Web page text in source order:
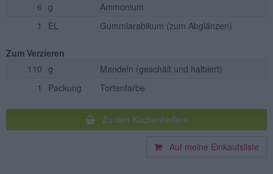
6 g
Ammonium
1
EL Gummiarabikum (zum Abglänzen)
Zum Verzieren
110 g Mandeln (geschält und halbiert)
1
Packung Tortenfarbe
Zu den Küchenhelfern
Auf meine Einkaufsliste